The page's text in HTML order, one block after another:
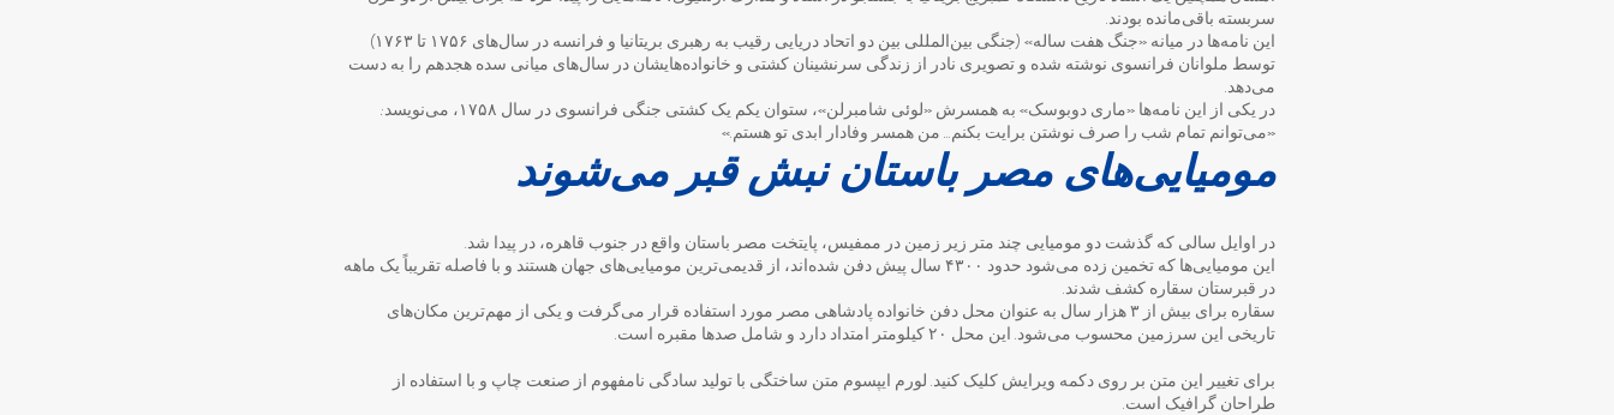
سربسته باقی‌مانده بودند.
این نامه‌ها در میانه «جنگ هفت ساله» (جنگی بین‌المللی بین دو اتحاد دریایی رقیب به رهبری بریتانیا و فرانسه در سال‌های ۱۷۵۶ تا ۱۷۶۳)
توسط ملوانان فرانسوی نوشته شده و تصویری نادر از زندگی سرنشینان کشتی و خانواده‌هایشان در سا‌ل‌های میانی سده هجدهم را به دست
می‌دهد.
در یکی از این نامه‌ها «ماری دوبوسک» به همسرش «لوئی شامبرلن»، ستوان یکم یک کشتی جنگی فرانسوی در سال ۱۷۵۸، می‌نویسد:
«می‌توانم تمام شب را صرف نوشتن برایت بکنم… من همسر وفادار ابدی تو هستم.»
مومیایی‌های مصر باستان نبش قبر می‌شوند
در اوایل سالی که گذشت دو مومیایی چند متر زیر زمین در ممفیس، پایتخت مصر باستان واقع در جنوب قاهره، در پیدا شد.
این مومیایی‌ها که تخمین زده می‌شود حدود ۴۳۰۰ سال پیش دفن شده‌اند، از قدیمی‌ترین مومیایی‌های جهان هستند و با فاصله تقریباً یک ماهه
در قبرستان سقاره کشف شدند.
سقاره برای بیش از ۳ هزار سال به عنوان محل دفن خانواده پادشاهی مصر مورد استفاده قرار می‌گرفت و یکی از مهم‌ترین مکان‌های
تاریخی این سرزمین محسوب می‌شود. این محل ۲۰ کیلومتر امتداد دارد و شامل صدها مقبره است.
برای تغییر این متن بر روی دکمه ویرایش کلیک کنید. لورم ایپسوم متن ساختگی با تولید سادگی نامفهوم از صنعت چاپ و با استفاده از
طراحان گرافیک است.